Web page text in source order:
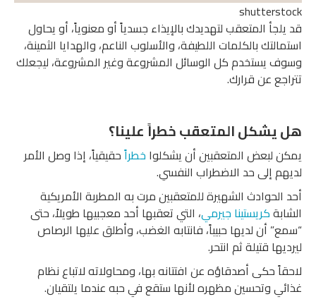
shutterstock
قد يلجأ المتعقب لتهديدك بالإيذاء جسدياً أو معنوياً، أو يحاول
استمالتك بالكلمات اللطيفة، والأسلوب الناعم، والهدايا الثمينة،
وسوف يستخدم كل الوسائل المشروعة وغير المشروعة، ليجعلك
تتراجع عن قرارك.
هل يشكل المتعقب خطراً علينا؟
يمكن لبعض المتعقبين أن يشكلوا خطراًحقيقياً، إذا وصل الأمر
لديهم إلى حد الاضطراب النفسي.
أحد الحوادث الشهيرة للمتعقبين مرت به المطربة الأمريكية
الشابةكريستينا جيرمي، التي تعقبها أحد معجبيها طويلاً، حتى
“سمع” أن لديها حبيباً، فانتابه الغضب، وأطلق عليها الرصاص
ليرديها قتيلة ثم انتحر.
لاحقاً حكى أصدقاؤه عن افتتانه بها، ومحاولاته لاتباع نظام
غذائي وتحسين مظهره لأنها ستقع في حبه عندما يلتقيان.